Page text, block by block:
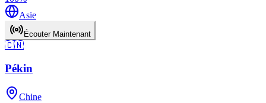
Asie
Écouter Maintenant
🇨🇳
Pékin
Chine